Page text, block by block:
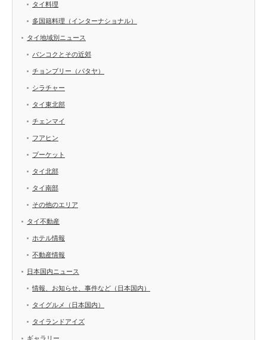
タイ料理
多国籍料理（インターナショナル）
タイ地域別ニュース
バンコクとその近郊
チョンブリー（パタヤ）
シラチャー
タイ東北部
チェンマイ
フアヒン
プーケット
タイ北部
タイ南部
その他のエリア
タイ不動産
ホテル情報
不動産情報
日本国内ニュース
情報、お知らせ、事件など（日本国内）
タイグルメ（日本国内）
タイランドアイズ
ギャラリー